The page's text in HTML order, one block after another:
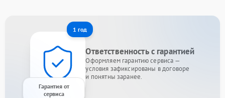
1 год
Гарантия от
сервиса
Ответственность с гарантией
Оформляем гарантию сервиса —
условия зафиксированы в договоре
и понятны заранее.